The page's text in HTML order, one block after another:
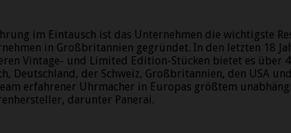
im Eintausch ist das Unternehmen die wichtigste
in Großbritannien gegründet. In den letzten 18
Vintage- und Limited Edition-Stücken bietet es über
der Schweiz, Großbritannien, den USA
erfahrener Uhrmacher in Europas größtem
darunter Panerai.